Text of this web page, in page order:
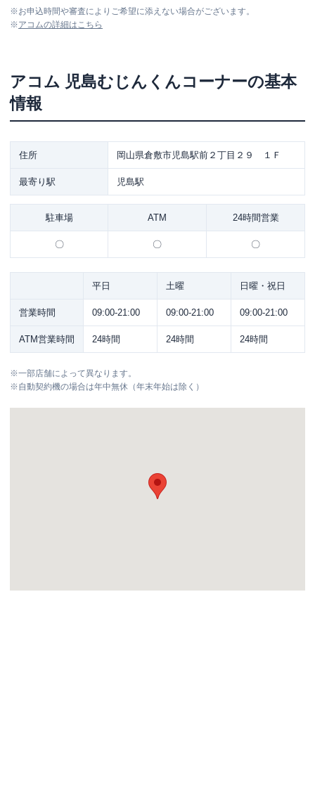
※お申込時間や審査によりご希望に添えない場合がございます。
※アコムの詳細はこちら
アコム 児島むじんくんコーナーの基本
情報
住所 岡山県倉敷市児島駅前２丁目２９ １Ｆ
最寄り駅 児島駅
駐車場 ATM 24時間営業
〇 〇 〇
平日 土曜 日曜・祝日
営業時間 09:00-21:00 09:00-21:00 09:00-21:00
ATM営業時間 24時間 24時間 24時間
※一部店舗によって異なります。
※自動契約機の場合は年中無休（年末年始は除く）